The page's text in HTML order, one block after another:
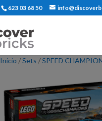
623 03 68 50
Inicio /Sets /SPEED